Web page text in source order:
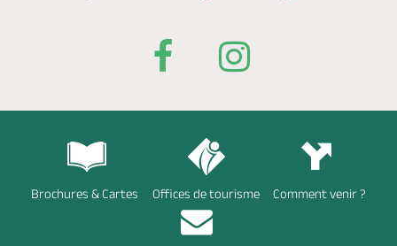
Brochures & Cartes Offices de tourisme Comment venir ?